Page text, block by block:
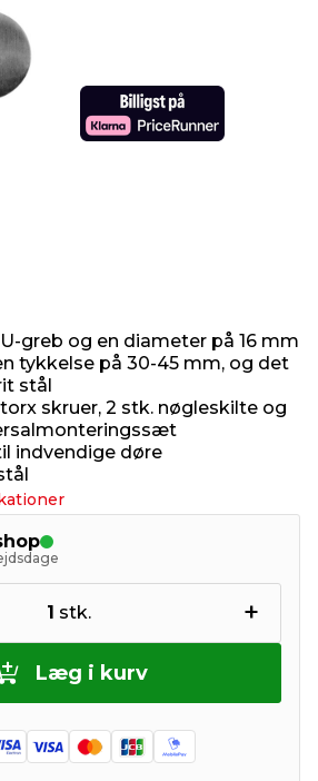
greb og en diameter på 16 mm
tykkelse på 30-45 mm, og det
stål
skruer, 2 stk. nøgleskilte og
indvendige døre
1 stk. +
Læg i kurv